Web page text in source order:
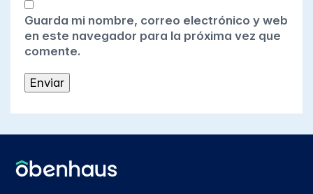
Guarda mi nombre, correo electrónico y web
en este navegador para la próxima vez que
comente.